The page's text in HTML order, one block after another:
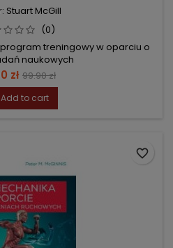
Stuart McGill
(0)
treningowy w oparciu o
naukowych
zł Regular
price
99.90 zł
Add to cart
favorite_border